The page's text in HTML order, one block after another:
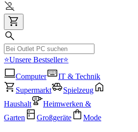
⭐Unsere Bestseller⭐
Computer
IT & Technik
Supermarkt
Spielzeug
Haushalt
Heimwerken &
Garten
Großgeräte Mode